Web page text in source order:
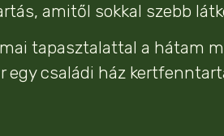
amitől sokkal szebb
tapasztalattal a hátam
egy családi ház